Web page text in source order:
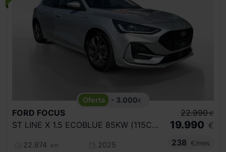
- 3.000€
FORD FOCUS
ST LINE X 1.5 ECOBLUE 85KW (115CV) AUTO
22.874 km
2025
22.990 €
19.990 €
238
€/mes